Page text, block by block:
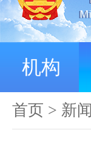
机构
首页 > 新闻